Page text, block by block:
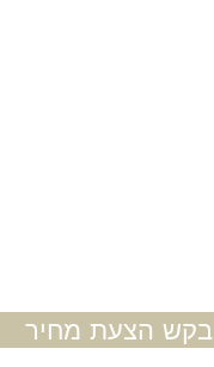
בקש הצעת מחיר